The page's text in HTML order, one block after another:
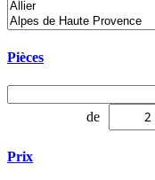
Pièces
de
Prix